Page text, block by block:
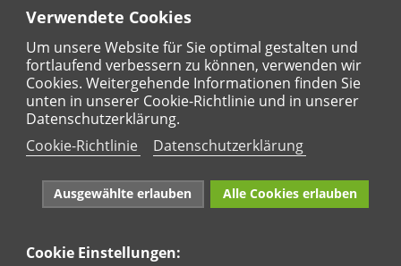
Verwendete Cookies
Um unsere Website für Sie optimal gestalten und
fortlaufend verbessern zu können, verwenden wir
Cookies. Weitergehende Informationen finden Sie
unten in unserer Cookie-Richtlinie und in unserer
Datenschutzerklärung.
Cookie-Richtlinie
Datenschutzerklärung
Ausgewählte erlauben Alle Cookies erlauben
Cookie Einstellungen:
Entdeckertouren Ansichten
Regional
Karte
Naturpark Rhein-Westerwald e.V. · Marktstraße 88·